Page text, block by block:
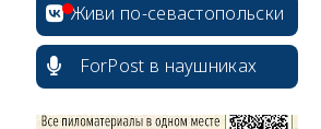
Живи по-севастопольски
ForPost в наушниках